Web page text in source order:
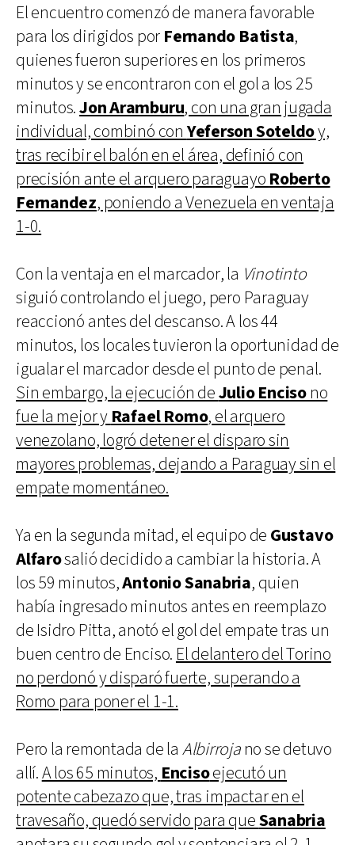
El encuentro comenzó de manera favorable
para los dirigidos por Fernando Batista,
quienes fueron superiores en los primeros
minutos y se encontraron con el gol a los 25
minutos.Jon Aramburu, con una gran jugada
individual, combinó conYeferson Soteldoy,
tras recibir el balón en el área, definió con
precisión ante el arquero paraguayo Roberto
Fernandez, poniendo a Venezuela en ventaja
1-0.
Con la ventaja en el marcador, la Vinotinto
siguió controlando el juego, pero Paraguay
reaccionó antes del descanso. A los 44
minutos, los locales tuvieron la oportunidad de
igualar el marcador desde el punto de penal.
Sin embargo, la ejecución deJulio Encisono
fue la mejor y Rafael Romo, el arquero
venezolano, logró detener el disparo sin
mayores problemas, dejando a Paraguay sin el
empate momentáneo.
Ya en la segunda mitad, el equipo de Gustavo
Alfarosalió decidido a cambiar la historia. A
los 59 minutos,Antonio Sanabria, quien
había ingresado minutos antes en reemplazo
de Isidro Pitta, anotó el gol del empate tras un
buen centro de Enciso. El delantero del Torino
no perdonó y disparó fuerte, superando a
Romo para poner el 1-1.
Pero la remontada de la Albirrojano se detuvo
allí.A los 65 minutos, Encisoejecutó un
potente cabezazo que, tras impactar en el
travesaño, quedó servido para queSanabria